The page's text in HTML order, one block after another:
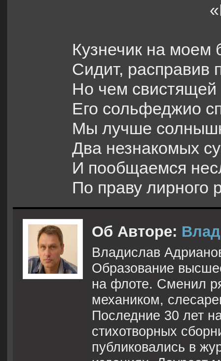
Кузнечик на моем
Сидит, расправив
Но чем свистящей
Его сольфеджио
Мы лучше
Два незнакомых
И пообщаемся
По праву лирного
Об Авторе:
Владислав
Образование
на флоте. Сменил
механиком,
Последние 30 лет
стихотворных
публиковались в